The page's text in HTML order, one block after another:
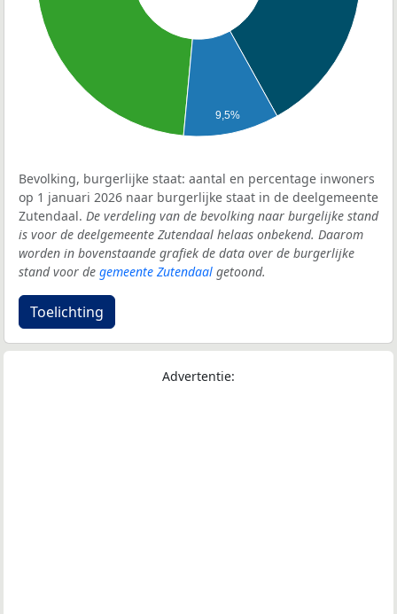
9,5%
Bevolking, burgerlijke staat: aantal en percentage inwoners
op 1 januari 2026 naar burgerlijke staat in de deelgemeente
Zutendaal. De verdeling van de bevolking naar burgelijke stand
is voor de deelgemeente Zutendaal helaas onbekend. Daarom
worden in bovenstaande grafiek de data over de burgerlijke
stand voor de gemeente Zutendaal getoond.
Toelichting
Advertentie: